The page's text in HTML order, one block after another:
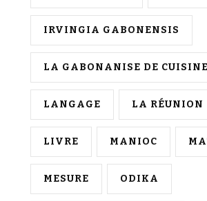
IRVINGIA GABONENSIS
LA GABONANISE DE CUISINE
LANGAGE LA RÉUNION
LIVRE MANIOC
MESURE ODIKA